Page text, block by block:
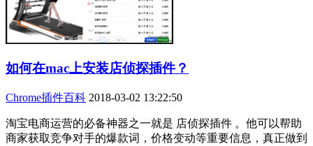
如何在mac上安装店侦探插件？
Chrome插件百科 2018-03-02 13:22:50
淘宝电商运营的必备神器之一就是 店侦探插件 。他可以帮助
商家获取竞争对手的爆款词，价格变动等重要信息，真正做到